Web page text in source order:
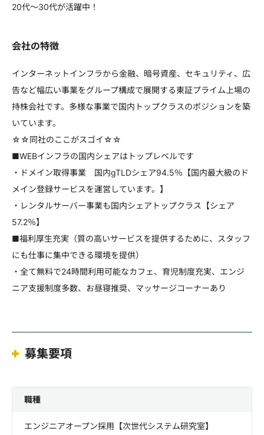
20代～30代が活躍中！
会社の特徴
インターネットインフラから金融、暗号資産、セキュリティ、広
告など幅広い事業をグループ構成で展開する東証プライム上場の
持株会社です。多様な事業で国内トップクラスのポジションを築
いています。
☆☆同社のここがスゴイ☆☆
■WEBインフラの国内シェアはトップレベルです
・ドメイン取得事業 国内gTLDシェア94.5％【国内最大級のド
メイン登録サービスを運営しています。】
・レンタルサーバー事業も国内シェアトップクラス【シェア
57.2％】
■福利厚生充実（質の高いサービスを提供するために、スタッフ
にも仕事に集中できる環境を提供）
・全て無料で24時間利用可能なカフェ、育児制度充実、エンジ
ニア支援制度多数、お昼寝推奨、マッサージコーナーあり
募集要項
職種
エンジニアオープン採用【次世代システム研究室】